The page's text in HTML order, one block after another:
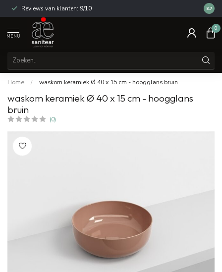
Reviews van klanten: 9/10 14
8.7
MENU
0
Home / waskom keramiek Ø 40 x 15 cm - hoogglans bruin
waskom keramiek Ø 40 x 15 cm - hoogglans
bruin
(0)